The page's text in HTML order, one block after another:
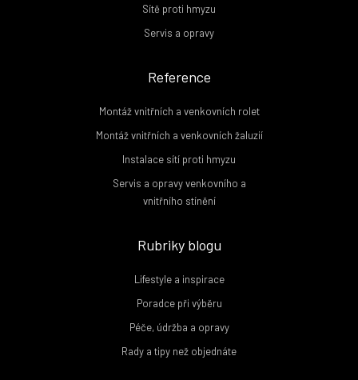
Sítě proti hmyzu
Servis a opravy
Reference
Montáž vnitřních a venkovních rolet
Montáž vnitřních a venkovních žaluzií
Instalace sítí proti hmyzu
Servis a opravy venkovního a
vnitřního stínění
Rubriky blogu
Lifestyle a inspirace
Poradce při výběru
Péče, údržba a opravy
Rady a tipy než objednáte